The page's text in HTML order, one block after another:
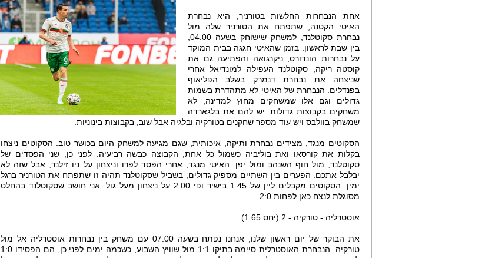
אחת הנבחרות החלשות בטורניר, היא נבחרת
האיטי הקטנה, שתפתח את הטורניר שלה מול
בין שבת לראשון. בזמן שהאיטי חגגה בבית המוקד
על נבחרות הונדורס, ניקרגואה והפתיעה גם את
קוסטה ריקה, סקוטלנד העפילה למונדיאל אחרי
שניצחה את נבחרת דנמרק בשלב הפליאוף
בפנדלים. הנבחרת של האיטי לא מתהדרת בשמות
גדולים וגם אלו שמשחקים מחוץ למדינה, לא
משחקים בקבוצות גדולות. יש להם את בלגארדה
שמשחק בוולבס ויש עוד מספר שחקנים בטורקיה ובלגיה אבל שוב, בקבוצות בינוניות.
הסקוטים מנגד, מצידים נבחרת ותיקה, איכותית, שגם מגיעה למשחק היום בכושר טוב. הסקוטים ניצחו
בקלות את קורסאו ואת בוליביה כשמול כל אחת, הקבוצה כבשה רביעיה. לפני כן, שני הפסדים של
סקוטלנד, מול חוף השנהב ומול יפן. האיטי מנגד, אחרי הפסד לפרו וניצחון על ניו זילנד, אבל שזה לא
יבלבל אתכם. הפערים בין השתיים מספיק גדולים, בשביל שסקוטלנד תהיה זו שתפתח את הטורניר ברגל
ימין. הסקוטים מקבלים ליין של 1.45 בישיר ופי 2.00 על ניצחון מעל גול. אני חושב שסקוטלנד בהחלט
מסוגלת לנצח כאן לפחות 2:0.
אוסטרליה - טורקיה - 2 (יחס 1.65)
את הבוקר של יום ראשון שלנו, אנחנו נפתח בשעה 07.00 עם משחק בין נבחרות אוסטרליה אל מול
טורקיה. הנבחרת האוסטרלית סיימה בתיקו 1:1 מול שוויץ השבוע, כשכמה ימים לפני כן, הם הפסידו 1:0